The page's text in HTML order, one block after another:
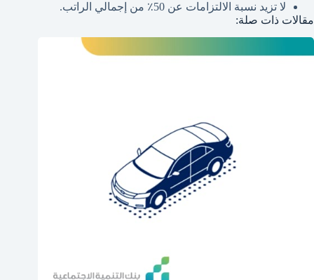
لا تزيد نسبة الالتزامات عن 50٪ من إجمالي الراتب.
مقالات ذات صلة: